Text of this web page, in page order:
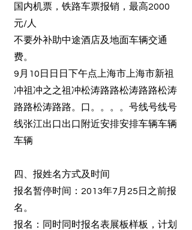
国内机票，铁路车票报销，最高2000
元/人
不要外补助中途酒店及地面车辆交通
费。
9月10日日日下午点上海市上海市新祖
冲祖冲之之祖冲松涛路路松涛路路松涛
路路松涛路路。口。。。。号线号线号
线张江出口出口附近安排安排车辆车辆
车辆
四、报姓名方式及时间
报名暂停时间：2013年7月25日之前报
名。
报名：同时同时报名表展板样板，计划